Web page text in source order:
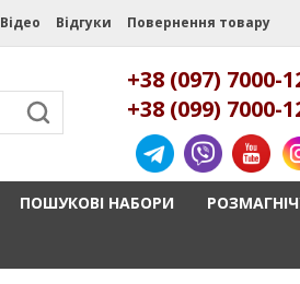
Відео Відгуки Повернення товару
+38 (097) 7000-
+38 (099) 7000-
ПОШУКОВІ НАБОРИ